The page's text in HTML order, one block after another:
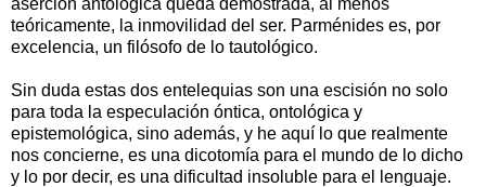
teóricamente, la inmovilidad del ser. Parménides es, por
excelencia, un filósofo de lo tautológico.
Sin duda estas dos entelequias son una escisión no solo
para toda la especulación óntica, ontológica y
epistemológica, sino además, y he aquí lo que realmente
nos concierne, es una dicotomía para el mundo de lo dicho
y lo por decir, es una dificultad insoluble para el lenguaje.